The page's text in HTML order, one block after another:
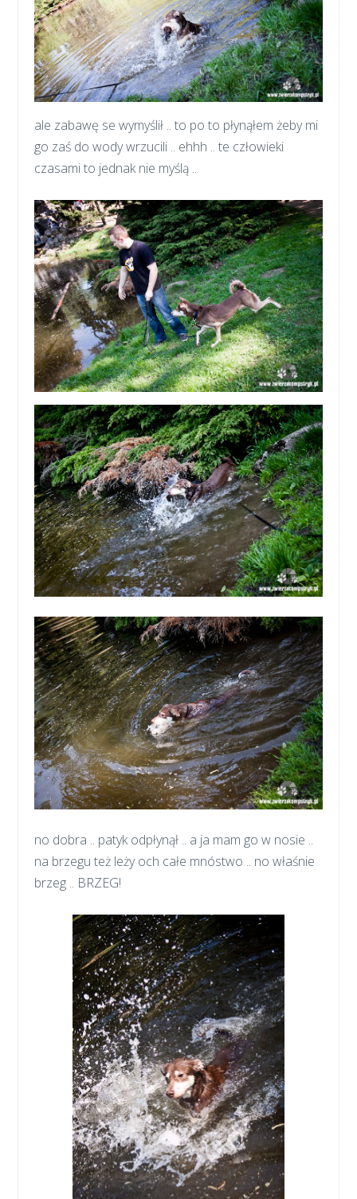
ale zabawę se wymyślił .. to po to płynąłem żeby mi
go zaś do wody wrzucili .. ehhh .. te człowieki
czasami to jednak nie myślą ..
no dobra .. patyk odpłynął .. a ja mam go w nosie ..
na brzegu też leży och całe mnóstwo .. no właśnie
brzeg .. BRZEG!